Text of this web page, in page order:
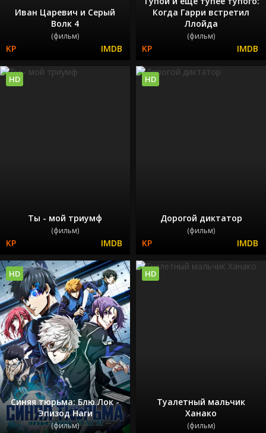
Иван Царевич и Серый
Волк 4
(фильм)
Когда Гарри встретил
Ллойда
(фильм)
Ты - мой триумф
(фильм)
HD
Дорогой диктатор
(фильм)
HD
Синяя тюрьма: Блю Лок -
Эпизод Наги
(фильм)
HD
Туалетный мальчик
Ханако
(фильм)
HD